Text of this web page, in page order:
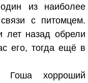
из наиболее
с питомцем.
назад обрели
его, тогда ещё в
хорроший